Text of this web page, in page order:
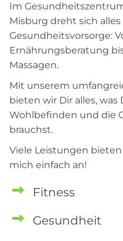
Im
Misburg dreht sich
Gesundheitsvorsorge:
Ernährungsberatung
Massagen.
Mit unserem
bieten wir Dir alles,
Wohlbefinden und die
brauchst.
Viele Leistungen
mich einfach an!
Fitness
Gesundheit